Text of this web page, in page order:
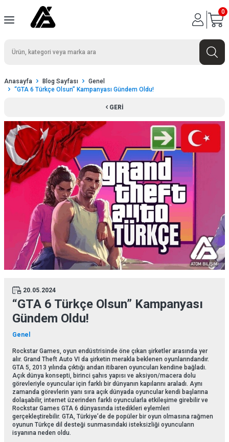
0
Anasayfa Blog Sayfası
Genel
“GTA 6 Türkçe Olsun” Kampanyası Gündem Oldu!
GERI
20.05.2024
“GTA 6 Türkçe Olsun” Kampanyası
Gündem Oldu!
Genel
Rockstar Games, oyun endüstrisinde öne çıkan şirketler arasında yer
alır. Grand Theft Auto VI da şirketin merakla beklenen oyunlarındandır.
GTA 5, 2013 yılında çıktığı andan itibaren oyuncuları kendine bağladı.
Açık dünya konsepti, birinci şahıs yapısı ve aksiyon/macera dolu
görevleriyle oyuncular için farklı bir dünyanın kapılarını araladı. Aynı
zamanda görevlerin yanı sıra açık dünyada oyuncular kendi başlarına
dolaşabilir, internet üzerinden farklı oyuncularla etkileşime girebilir ve
Rockstar Games GTA 6 dünyasında istedikleri eylemleri
gerçekleştirebilir. GTA, Türkiye’de de popüler bir oyun olmasına rağmen
oyunun Türkçe dil desteği sunmasındaki isteksizliği oyuncuların
isyanına neden oldu.